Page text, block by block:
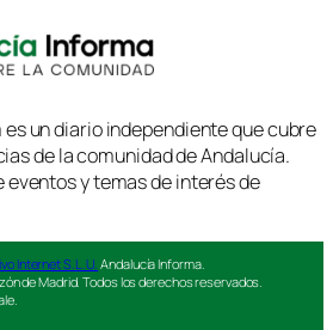
un diario independiente que cubre
de la comunidad de Andalucía.
y temas de interés de
Internet S.L.U. Andalucía Informa.
de Madrid. Todos los derechos reservados.